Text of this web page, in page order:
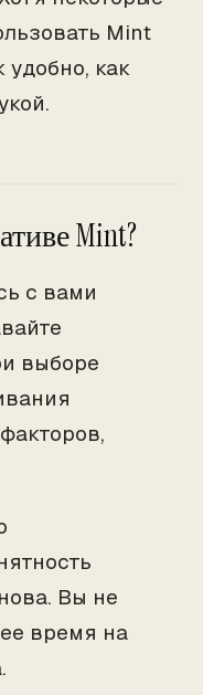
Mint
удобно, как
Mint?
с вами
выборе
Вы не
время на